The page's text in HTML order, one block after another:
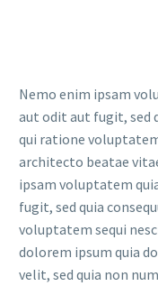
Nemo enim ipsam
aut odit aut fugit, sed
qui ratione
architecto beatae
ipsam voluptatem
fugit, sed quia
voluptatem sequi
dolorem ipsum quia
velit, sed quia non